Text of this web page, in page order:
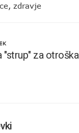
, zdravje
"strup" za otroška